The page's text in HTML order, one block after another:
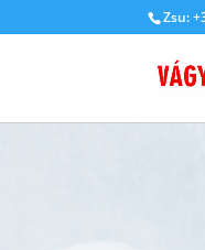
Zsu: